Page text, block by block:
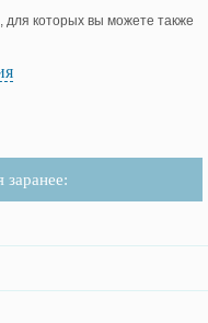
для которых вы можете также